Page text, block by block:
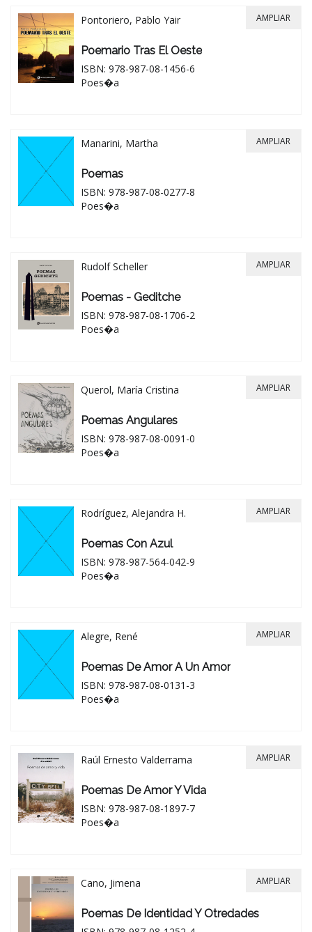
Pontoriero, Pablo Yair
Poemario Tras El Oeste
ISBN: 978-987-08-1456-6
Poes�a
AMPLIAR
Manarini, Martha
Poemas
ISBN: 978-987-08-0277-8
Poes�a
AMPLIAR
Rudolf Scheller
Poemas - Geditche
ISBN: 978-987-08-1706-2
Poes�a
AMPLIAR
Querol, María Cristina
Poemas Angulares
ISBN: 978-987-08-0091-0
Poes�a
AMPLIAR
Rodríguez, Alejandra H.
Poemas Con Azul
ISBN: 978-987-564-042-9
Poes�a
AMPLIAR
Alegre, René
Poemas De Amor A Un Amor
ISBN: 978-987-08-0131-3
Poes�a
AMPLIAR
Raúl Ernesto Valderrama
Poemas De Amor Y Vida
ISBN: 978-987-08-1897-7
Poes�a
AMPLIAR
Cano, Jimena
Poemas De Identidad Y Otredades
AMPLIAR